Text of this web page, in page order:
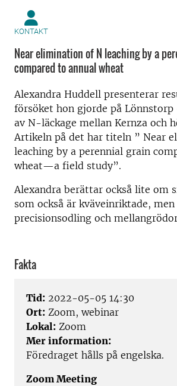
KONTAKT
Near elimination of N leaching by a
compared to annual wheat
Alexandra Huddell presenterar
försöket hon gjorde på
av N-läckage mellan Kernza och
Artikeln på det har titeln ” Near
leaching by a perennial grain
wheat—a field study”.
Alexandra berättar också lite om
som också är kväveinriktade,
precisionsodling och
Fakta
Tid: 2022-05-05 14:30
Ort: Zoom, webinar
Lokal: Zoom
Mer information:
Föredraget hålls på engelska.
Zoom Meeting